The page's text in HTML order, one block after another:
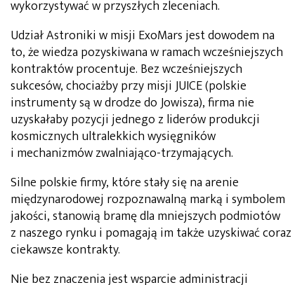
wykorzystywać w przyszłych zleceniach.
Udział Astroniki w misji ExoMars jest dowodem na
to, że wiedza pozyskiwana w ramach wcześniejszych
kontraktów procentuje. Bez wcześniejszych
sukcesów, chociażby przy misji JUICE (polskie
instrumenty są w drodze do Jowisza), firma nie
uzyskałaby pozycji jednego z liderów produkcji
kosmicznych ultralekkich wysięgników
i mechanizmów zwalniająco-trzymających.
Silne polskie firmy, które stały się na arenie
międzynarodowej rozpoznawalną marką i symbolem
jakości, stanowią bramę dla mniejszych podmiotów
z naszego rynku i pomagają im także uzyskiwać coraz
ciekawsze kontrakty.
Nie bez znaczenia jest wsparcie administracji